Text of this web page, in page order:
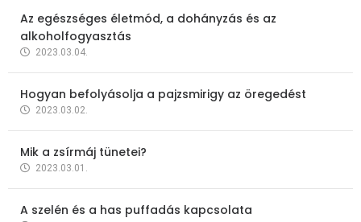
Az egészséges életmód, a dohányzás és az
alkoholfogyasztás
2023.03.04.
Hogyan befolyásolja a pajzsmirigy az öregedést
2023.03.02.
Mik a zsírmáj tünetei?
2023.03.01.
A szelén és a has puffadás kapcsolata